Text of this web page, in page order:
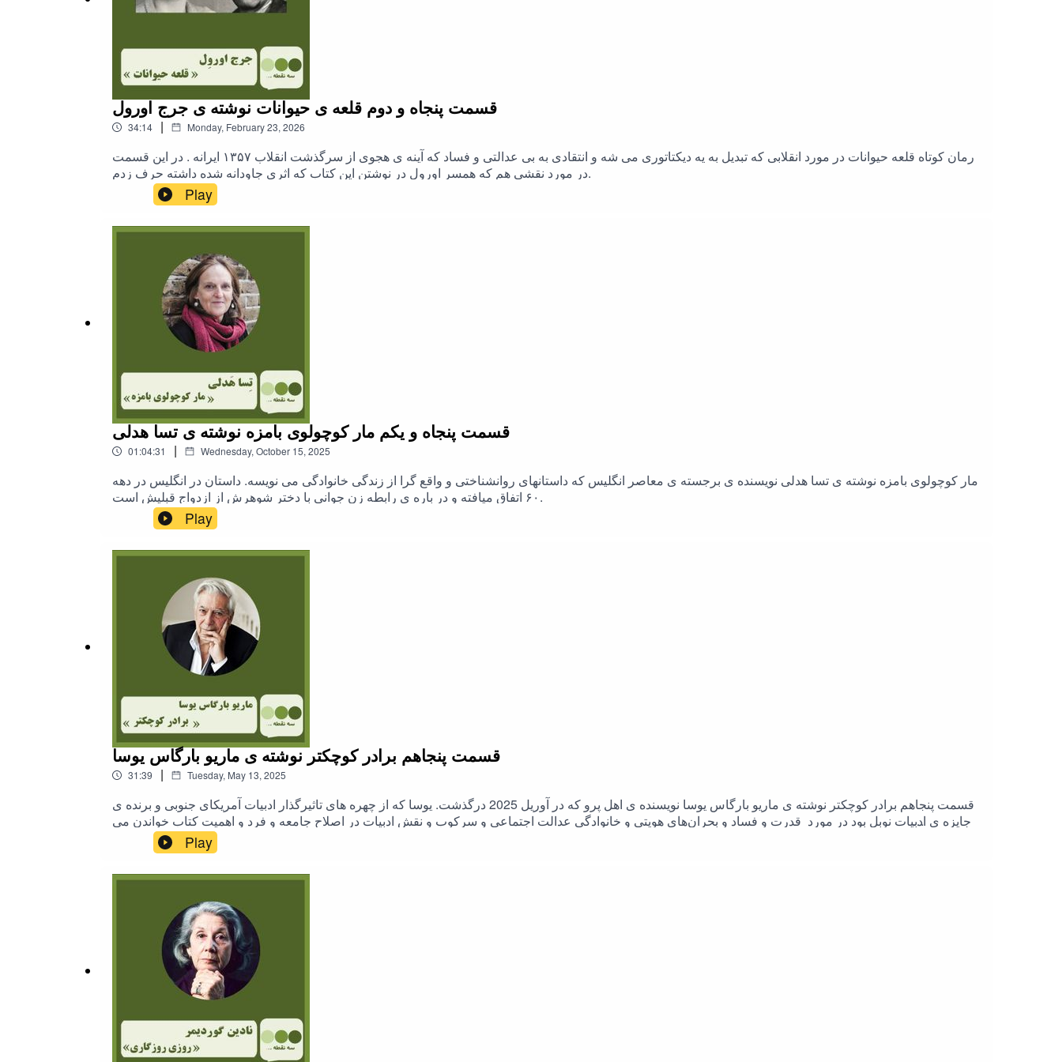
قسمت پنجاه و دوم قلعه ی حیوانات نوشته ی جرج اورول
34:14 | Monday, February 23, 2026
رمان کوتاه قلعه حیوانات در مورد انقلابی که تبدیل به یه دیکتاتوری می شه و انتقادی به بی عدالتی و فساد که آینه ی هجوی از سرگذشت انقلاب ۱۳۵۷ ایرانه . در این قسمت
در مورد نقشی هم که همسر اورول در نوشتن این کتاب که اثری جاودانه شده داشته حرف زدم.
Play
قسمت پنجاه و یکم مار کوچولوی بامزه نوشته ی تسا هدلی
01:04:31 | Wednesday, October 15, 2025
مار کوچولوی بامزه نوشته ی تسا هدلی نویسنده ی برجسته ی معاصر انگلیس که داستانهای روانشناختی و واقع گرا از زندگی خانوادگی می نویسه. داستان در انگلیس در دهه
۶۰ اتفاق میافته و در باره ی رابطه زن جوانی با دختر شوهرش از ازدواج قبلیش است.
Play
قسمت پنجاهم برادر کوچکتر نوشته ی ماریو بارگاس یوسا
31:39 | Tuesday, May 13, 2025
قسمت پنجاهم برادر کوچکتر نوشته ی ماریو بارگاس یوسا نویسنده ی اهل پرو که در آوریل 2025 درگذشت. یوسا که از چهره های تاثیرگذار ادبیات آمریکای جنوبی و برنده ی
جایزه ی ادبیات نوبل بود در مورد قدرت و فساد و بحران‌های هویتی و خانوادگی عدالت اجتماعی و سرکوب و نقش ادبیات در اصلاح جامعه و فرد و اهمیت کتاب خواندن می
نوشت.داستان برادر کوچکتر در منطقه‌ای روستایی در کوهستان‌های پرو اتفاق می‌افتد و نمونه‌ای عالی از پرداخت ظریف و انسانی به روابط خانوادگی، نابرابری‌های
Play